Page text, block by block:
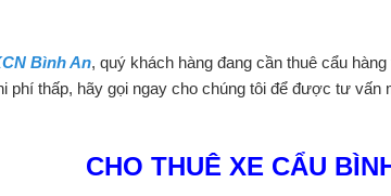
Bình An, quý khách hàng đang cần thuê cẩu
thấp, hãy gọi ngay cho chúng tôi để được tư vấn
CHO THUÊ XE CẨU